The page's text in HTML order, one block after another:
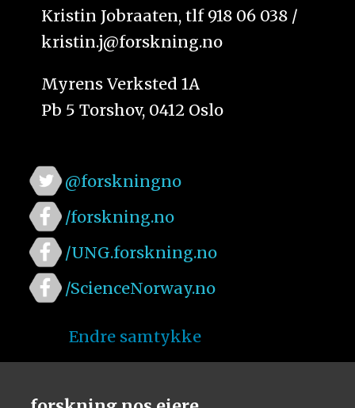
Kristin Jobraaten, tlf 918 06 038 /
kristin.j@forskning.no
Myrens Verksted 1A
Pb 5 Torshov, 0412 Oslo
@forskningno
/forskning.no
/UNG.forskning.no
/ScienceNorway.no
Endre samtykke